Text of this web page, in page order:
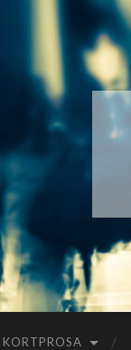
KORTPROSA